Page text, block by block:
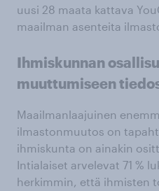
uusi 28 maata kattava
maailman asenteita
Ihmiskunnan
muuttumiseen
Maailmanlaajuinen
ilmastonmuutos on
ihmiskunta on ainakin
Intialaiset arvelevat 71 %
herkimmin, että ihmisten